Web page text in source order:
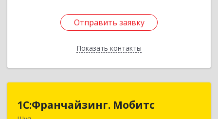
Отправить заявку
Показать контакты
Отправить заявку
Назад
1С:Франчайзинг. Мобитс
1С:Франчайзинг. Мобитс